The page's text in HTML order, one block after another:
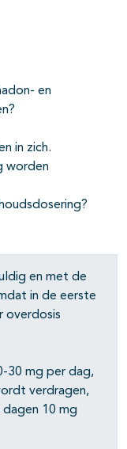
en
in zich.
worden
en met de
in de eerste
overdosis
30 mg per dag,
verdragen,
10 mg